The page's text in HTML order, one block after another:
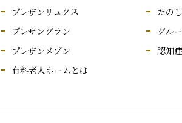
プレザンリュクス
プレザングラン
プレザンメゾン
有料老人ホームとは
たの
グル
認知